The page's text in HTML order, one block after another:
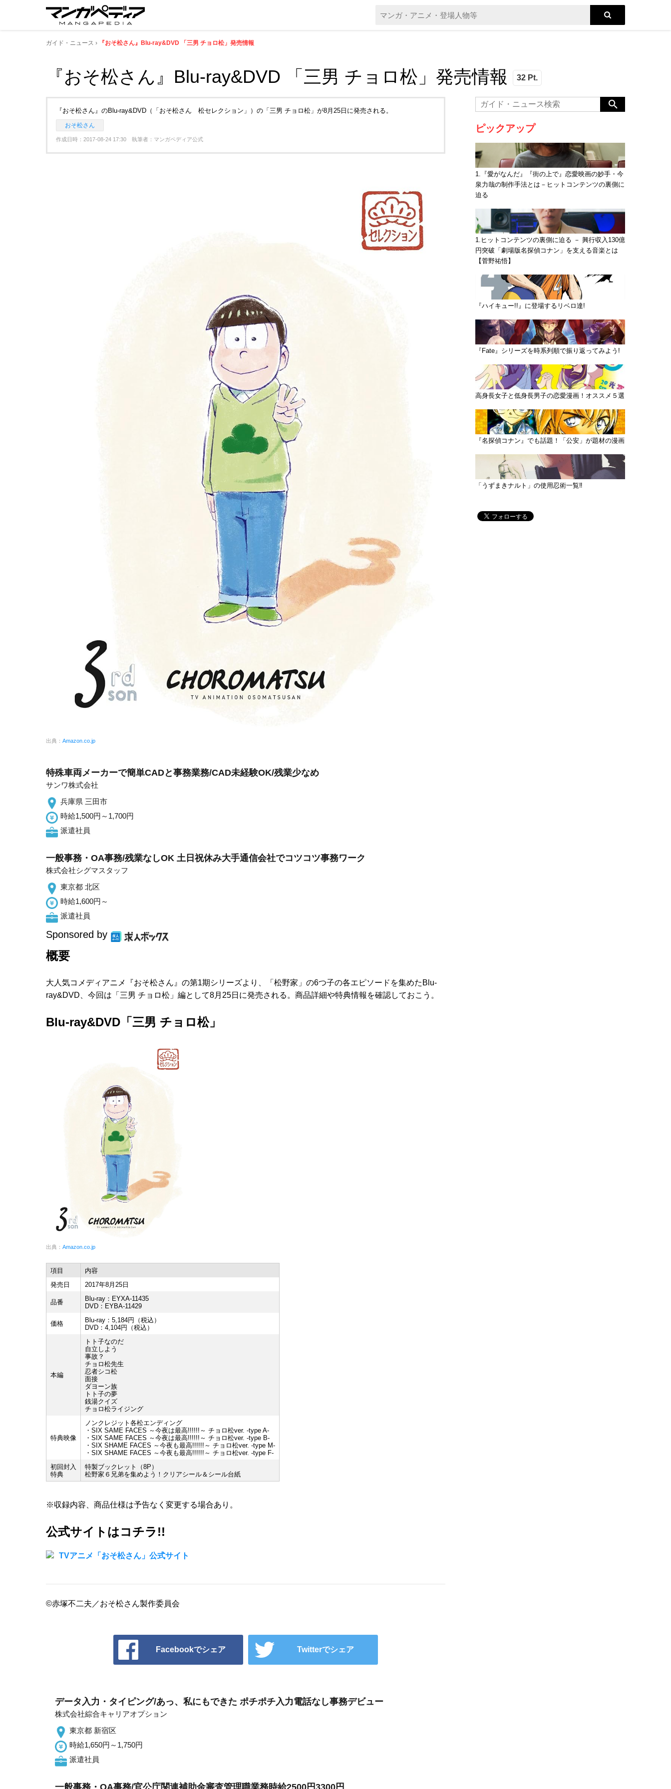
ガイド・ニュース 『おそ松さん』Blu-ray&DVD 「三男 チョロ松」発売情報
『おそ松さん』Blu-ray&DVD 「三男 チョロ松」発売情報 32 Pt.
『おそ松さん』のBlu-ray&DVD（「おそ松さん 松セレクション」）の「三男 チョロ松」が8月25日に発売される。
おそ松さん
作成日時：2017-08-24 17:30 執筆者：マンガペディア公式
出典： Amazon.co.jp
特殊車両メーカーで簡単CADと事務業務/CAD未経験OK/残業少なめ
サンワ株式会社
兵庫県 三田市
時給1,500円～1,700円
派遣社員
一般事務・OA事務/残業なしOK 土日祝休み大手通信会社でコツコツ事務ワーク
株式会社シグマスタッフ
東京都 北区
時給1,600円～
派遣社員
Sponsored by
概要
大人気コメディアニメ『おそ松さん』の第1期シリーズより、「松野家」の6つ子の各エピソードを集めたBlu-
ray&DVD、今回は「三男 チョロ松」編として8月25日に発売される。商品詳細や特典情報を確認しておこう。
Blu-ray&DVD「三男 チョロ松」
出典： Amazon.co.jp
項目
内容
発売日
2017年8月25日
品番
Blu-ray：EYXA-11435
DVD：EYBA-11429
価格
Blu-ray：5,184円（税込）
DVD：4,104円（税込）
本編
トト子なのだ
自立しよう
事故？
チョロ松先生
忍者シコ松
面接
ダヨーン族
トト子の夢
銭湯クイズ
チョロ松ライジング
特典映像
ノンクレジット各松エンディング
・SIX SAME FACES ～今夜は最高!!!!!!～ チョロ松ver. -type A-
・SIX SAME FACES ～今夜は最高!!!!!!～ チョロ松ver. -type B-
・SIX SHAME FACES ～今夜も最高!!!!!!～ チョロ松ver. -type M-
・SIX SHAME FACES ～今夜も最高!!!!!!～ チョロ松ver. -type F-
初回封入
特典
特製ブックレット（8P）
松野家６兄弟を集めよう！クリアシール＆シール台紙
※収録内容、商品仕様は予告なく変更する場合あり。
公式サイトはコチラ!!
TVアニメ「おそ松さん」公式サイト
©赤塚不二夫／おそ松さん製作委員会
Facebookでシェア Twitterでシェア
データ入力・タイピング/あっ、私にもできた ポチポチ入力電話なし事務デビュー
株式会社綜合キャリアオプション
東京都 新宿区
時給1,650円～1,750円
派遣社員
一般事務・OA事務/官公庁関連補助金審査管理職業務時給2500円3300円
ピックアップ
1.『愛がなんだ』『街の上で』恋愛映画の妙手・今
泉力哉の制作手法とは－ヒットコンテンツの裏側に
迫る
1.ヒットコンテンツの裏側に迫る － 興行収入130億
円突破「劇場版名探偵コナン」を支える音楽とは
【菅野祐悟】
『ハイキュー!!』に登場するリベロ達!
『Fate』シリーズを時系列順で振り返ってみよう!
高身長女子と低身長男子の恋愛漫画！オススメ５選
『名探偵コナン』でも話題！「公安」が題材の漫画
「うずまきナルト」の使用忍術一覧‼